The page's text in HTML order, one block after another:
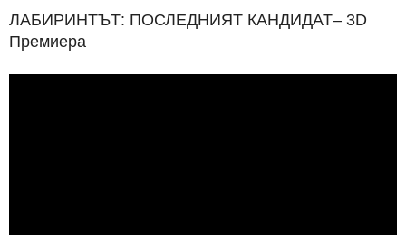
ЛАБИРИНТЪТ: ПОСЛЕДНИЯТ КАНДИДАТ– 3D
Премиера